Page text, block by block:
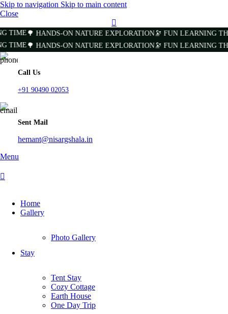
Skip to navigation Skip to main content
Close
TIME🌳 HANDS-ON NATURE EXPLORATION🔭 FUN LEARNING
TIME🌳 HANDS-ON NATURE EXPLORATION🔭 FUN LEARNING
Call Us
+91 90490 02053
Sent Mail
hemant@nisargshala.in
Menu
Home
Gallery
Photo Gallery
Stay
Tent Stay
Cozy Cottage
Earth House
One Day Trip